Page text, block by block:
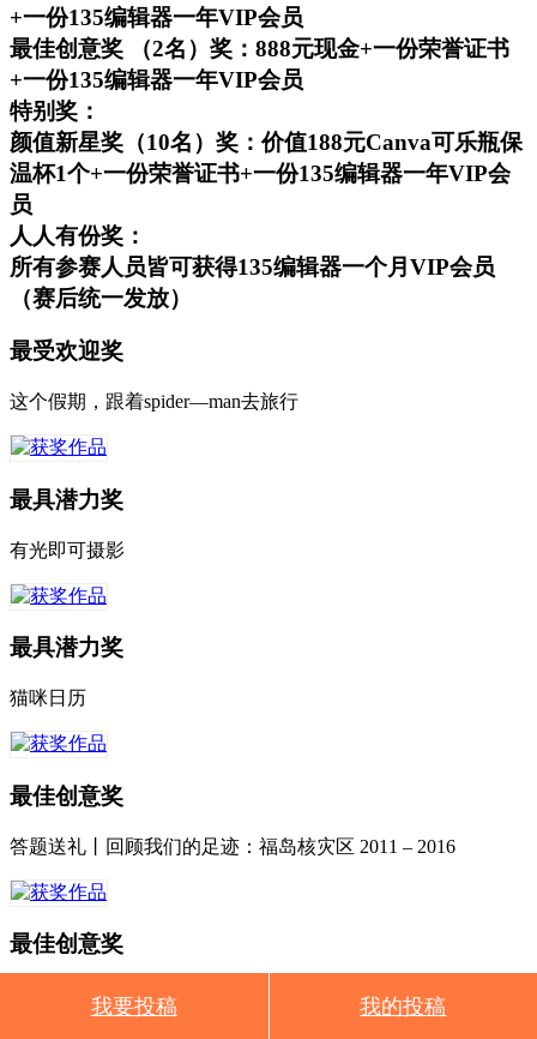
我要投稿 我的投稿
+一份135编辑器一年VIP会员
最佳创意奖 （2名）奖：888元现金+一份荣誉证书
+一份135编辑器一年VIP会员
特别奖：
颜值新星奖（10名）奖：价值188元Canva可乐瓶保
温杯1个+一份荣誉证书+一份135编辑器一年VIP会
员
人人有份奖：
所有参赛人员皆可获得135编辑器一个月VIP会员
（赛后统一发放）
最受欢迎奖
这个假期，跟着spider—man去旅行
最具潜力奖
有光即可摄影
最具潜力奖
猫咪日历
最佳创意奖
答题送礼丨回顾我们的足迹：福岛核灾区 2011 – 2016
最佳创意奖
双手拍地，阿联最后的呐喊！